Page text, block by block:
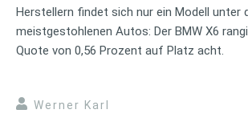
Herstellern findet sich nur ein Modell unter
meistgestohlenen Autos: Der BMW X6
Quote von 0,56 Prozent auf Platz acht.
Werner Karl